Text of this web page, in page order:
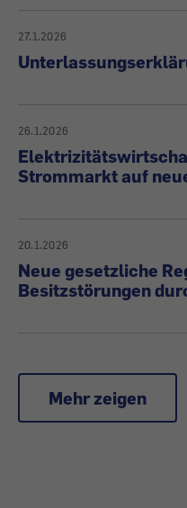
27.1.2026
26.1.2026
Strommarkt auf
20.1.2026
Neue gesetzliche
Besitzstörungen
Mehr zeigen